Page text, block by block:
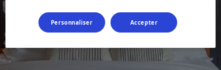
Personnaliser Accepter